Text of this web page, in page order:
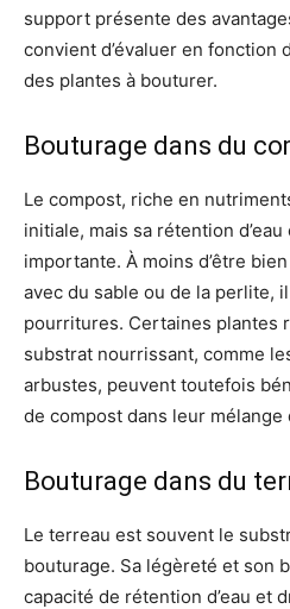
support présente des
convient d’évaluer en fonction
des plantes à bouturer.
Bouturage dans du
Le compost, riche en
initiale, mais sa rétention
importante. À moins d’être
avec du sable ou de la perlite,
pourritures. Certaines plantes
substrat nourrissant, comme
arbustes, peuvent toutefois
de compost dans leur mélange
Bouturage dans du
Le terreau est souvent le
bouturage. Sa légèreté et son
capacité de rétention d’eau et